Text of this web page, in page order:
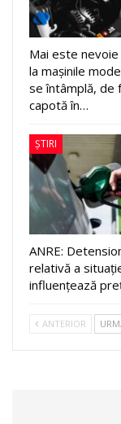
Mai este
la mașinile
se întâmplă, de
capotă în…
ȘTIRI
ANRE:
relativă a
influențează
ANTERIOR